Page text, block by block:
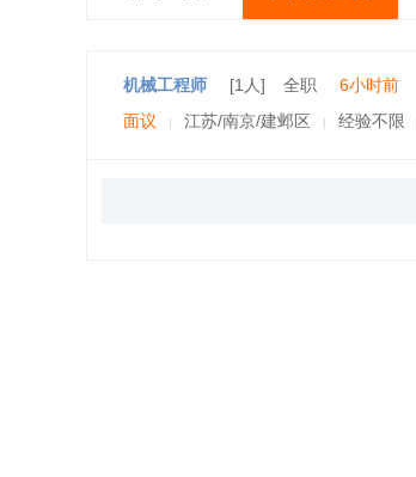
机械工程师 [1人] 全职
6小时前
面议
| 江苏/南京/建邺区 | 经验不限